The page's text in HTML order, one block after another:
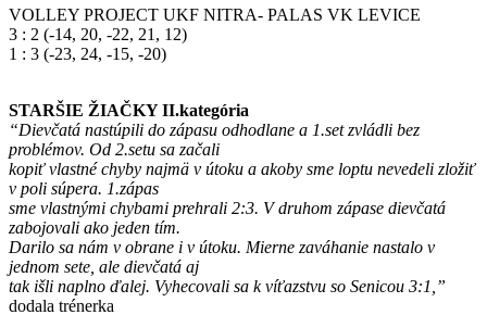
VOLLEY PROJECT UKF NITRA- PALAS VK LEVICE
3 : 2 (-14, 20, -22, 21, 12)
1 : 3 (-23, 24, -15, -20)
STARŠIE ŽIAČKY II.kategória
“Dievčatá nastúpili do zápasu odhodlane a 1.set zvládli bez
problémov. Od 2.setu sa začali
kopiť vlastné chyby najmä v útoku a akoby sme loptu nevedeli zložiť
v poli súpera. 1.zápas
sme vlastnými chybami prehrali 2:3. V druhom zápase dievčatá
zabojovali ako jeden tím.
Darilo sa nám v obrane i v útoku. Mierne zaváhanie nastalo v
jednom sete, ale dievčatá aj
tak išli naplno ďalej. Vyhecovali sa k víťazstvu so Senicou 3:1,”
dodala trénerka